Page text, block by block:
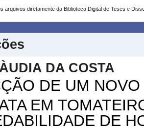
arquivos diretamente da Biblioteca Digital de Teses e
DA COSTA
DE UM
EM
DE